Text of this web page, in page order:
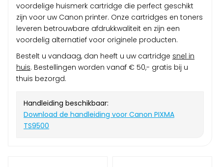
voordelige huismerk cartridge die perfect geschikt
zijn voor uw Canon printer. Onze cartridges en toners
leveren betrouwbare afdrukkwaliteit en zijn een
voordelig alternatief voor originele producten.
Bestelt u vandaag, dan heeft u uw cartridge snel in
huis. Bestellingen worden vanaf € 50,- gratis bij u
thuis bezorgd.
Handleiding beschikbaar:
Download de handleiding voor Canon PIXMA
TS9500